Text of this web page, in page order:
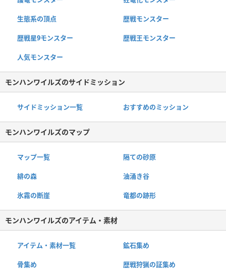
生態系の頂点 歴戦モンスター
歴戦星9モンスター 歴戦王モンスター
人気モンスター
モンハンワイルズのサイドミッション
サイドミッション一覧 おすすめのミッション
モンハンワイルズのマップ
マップ一覧 隔ての砂原
緋の森 油涌き谷
氷霧の断崖 竜都の跡形
モンハンワイルズのアイテム・素材
アイテム・素材一覧 鉱石集め
骨集め 歴戦狩猟の証集め